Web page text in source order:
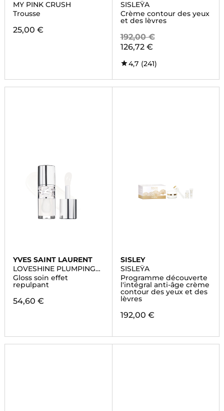
MY PINK CRUSH
Trousse
25,00 €
SISLEŸA
Crème contour des yeux
et des lèvres
192,00 €
126,72 €
4,7 (241)
YVES SAINT LAURENT
LOVESHINE PLUMPING
LIP OIL GLOSS
Gloss soin effet
repulpant
54,60 €
SISLEY
SISLEŸA
Programme découverte
l'intégral anti-âge crème
contour des yeux et des
lèvres
192,00 €